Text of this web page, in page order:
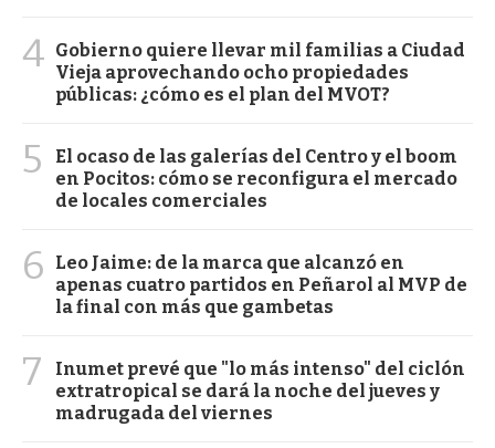
4 Gobierno quiere llevar mil familias a Ciudad
Vieja aprovechando ocho propiedades
públicas: ¿cómo es el plan del MVOT?
5
El ocaso de las galerías del Centro y el boom
en Pocitos: cómo se reconfigura el mercado
de locales comerciales
6
Leo Jaime: de la marca que alcanzó en
apenas cuatro partidos en Peñarol al MVP de
la final con más que gambetas
7
Inumet prevé que "lo más intenso" del ciclón
extratropical se dará la noche del jueves y
madrugada del viernes